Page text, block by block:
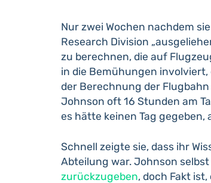
Nur zwei Wochen nachdem
Research Division
zu berechnen, die auf
in die Bemühungen
der Berechnung der
Johnson oft 16 Stunden am
es hätte keinen Tag
Schnell zeigte sie, dass ihr
Abteilung war. Johnson
zurückzugeben, doch Fakt